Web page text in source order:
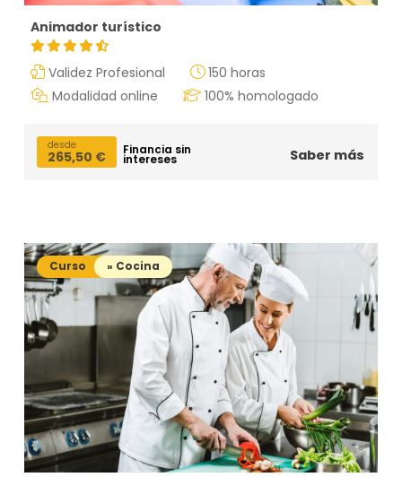
Animador turístico
Validez Profesional
150 horas
Modalidad online
100% homologado
desde
265,50 € Financia sin
intereses Saber más
Curso » Cocina